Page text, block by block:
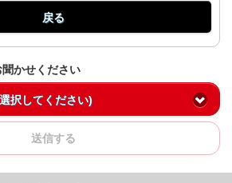
戻る
かせください
択してください)
送信する